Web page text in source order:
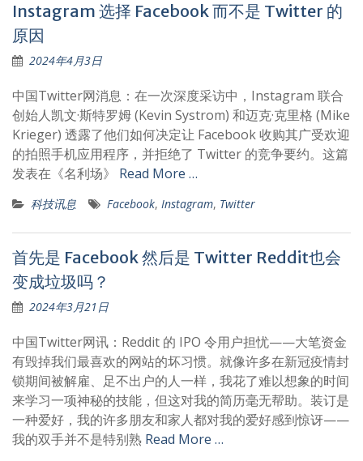
Instagram 选择 Facebook 而不是 Twitter 的
原因
2024年4月3日
中国Twitter网消息：在一次深度采访中，Instagram 联合
创始人凯文·斯特罗姆 (Kevin Systrom) 和迈克·克里格 (Mike
Krieger) 透露了他们如何决定让 Facebook 收购其广受欢迎
的拍照手机应用程序，并拒绝了 Twitter 的竞争要约。这篇
发表在《名利场》 Read More …
科技讯息 Facebook, Instagram, Twitter
首先是 Facebook 然后是 Twitter Reddit也会
变成垃圾吗？
2024年3月21日
中国Twitter网讯：Reddit 的 IPO 令用户担忧——大笔资金
有毁掉我们最喜欢的网站的坏习惯。就像许多在新冠疫情封
锁期间被解雇、足不出户的人一样，我花了难以想象的时间
来学习一项神秘的技能，但这对我的简历毫无帮助。装订是
一种爱好，我的许多朋友和家人都对我的爱好感到惊讶——
我的双手并不是特别熟 Read More …